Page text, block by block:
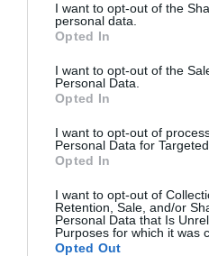
I want to opt-out of the
personal data.
Opted In
I want to opt-out of the
Personal Data.
Opted In
I want to opt-out of
Personal Data for
Opted In
I want to opt-out of
Retention, Sale, and/or
Personal Data that Is
Purposes for which it was
Opted Out